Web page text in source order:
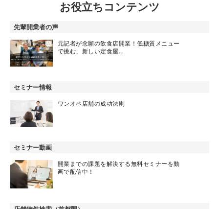
お役立ちコンテンツ
先輩開業者の声
元記者が念願の飲食店開業！低糖質メニュー
で挑む、新しい定食屋…
セミナー情報
ワンオペ店舗の成功法則
セミナー動画
開業までの課題を解決する無料セミナーを動
画で配信中！